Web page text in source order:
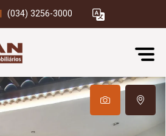
(034) 3256-3000